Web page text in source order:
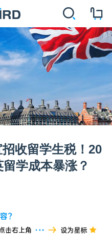
收留学生税！20
学成本暴涨？